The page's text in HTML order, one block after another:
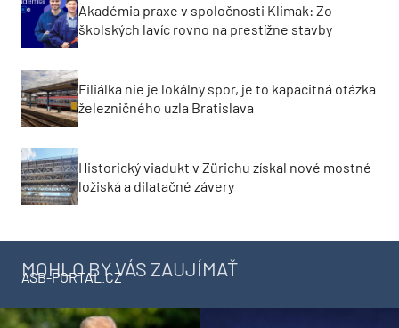
Akadémia praxe v spoločnosti Klimak: Zo
školských lavíc rovno na prestížne stavby
Filiálka nie je lokálny spor, je to kapacitná otázka
železničného uzla Bratislava
Historický viadukt v Zürichu získal nové mostné
ložiská a dilatačné závery
MOHLO BY VÁS ZAUJÍMAŤ
ASB-PORTAL.CZ